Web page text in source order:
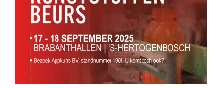
Bezoekt u ons tijdens de Kunststoffenbeurs